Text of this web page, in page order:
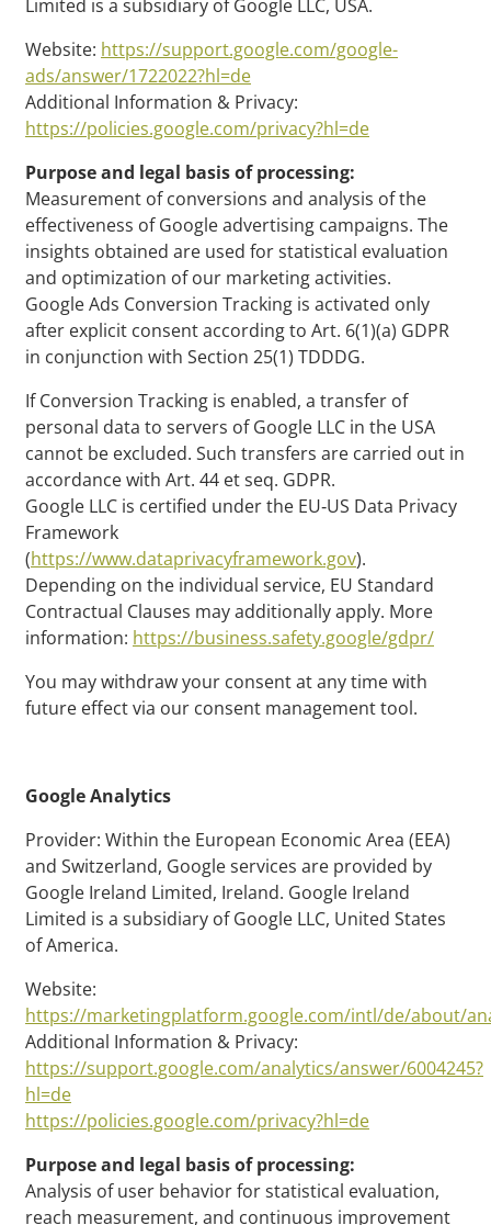
Limited is a subsidiary of Google LLC, USA.
Website: https://support.google.com/google-
ads/answer/1722022?hl=de
Additional Information & Privacy:
https://policies.google.com/privacy?hl=de
Purpose and legal basis of processing:
Measurement of conversions and analysis of the
effectiveness of Google advertising campaigns. The
insights obtained are used for statistical evaluation
and optimization of our marketing activities.
Google Ads Conversion Tracking is activated only
after explicit consent according to Art. 6(1)(a) GDPR
in conjunction with Section 25(1) TDDDG.
If Conversion Tracking is enabled, a transfer of
personal data to servers of Google LLC in the USA
cannot be excluded. Such transfers are carried out in
accordance with Art. 44 et seq. GDPR.
Google LLC is certified under the EU‑US Data Privacy
Framework
(https://www.dataprivacyframework.gov).
Depending on the individual service, EU Standard
Contractual Clauses may additionally apply. More
information: https://business.safety.google/gdpr/
You may withdraw your consent at any time with
future effect via our consent management tool.
Google Analytics
Provider: Within the European Economic Area (EEA)
and Switzerland, Google services are provided by
Google Ireland Limited, Ireland. Google Ireland
Limited is a subsidiary of Google LLC, United States
of America.
Website:
https://marketingplatform.google.com/intl/de/about/
Additional Information & Privacy:
https://support.google.com/analytics/answer/6004245?
hl=de
https://policies.google.com/privacy?hl=de
Purpose and legal basis of processing:
Analysis of user behavior for statistical evaluation,
reach measurement, and continuous improvement